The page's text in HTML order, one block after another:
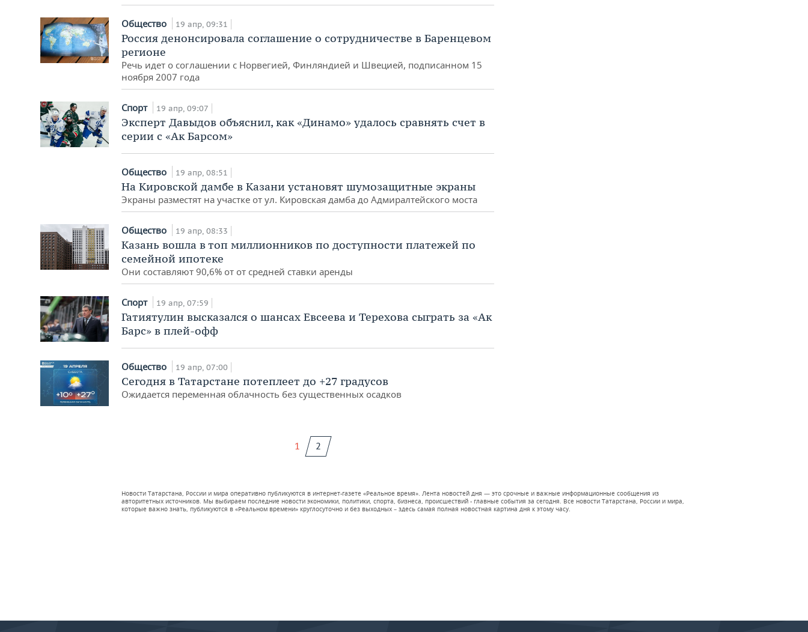
Общество 19 апр, 09:31
Россия денонсировала соглашение о сотрудничестве в Баренцевом
регионе
Речь идет о соглашении с Норвегией, Финляндией и Швецией, подписанном 15
ноября 2007 года
Спорт 19 апр, 09:07
Эксперт Давыдов объяснил, как «Динамо» удалось сравнять счет в
серии с «Ак Барсом»
Общество 19 апр, 08:51
На Кировской дамбе в Казани установят шумозащитные экраны
Экраны разместят на участке от ул. Кировская дамба до Адмиралтейского моста
Общество 19 апр, 08:33
Казань вошла в топ миллионников по доступности платежей по
семейной ипотеке
Они составляют 90,6% от от средней ставки аренды
Спорт 19 апр, 07:59
Гатиятулин высказался о шансах Евсеева и Терехова сыграть за «Ак
Барс» в плей-офф
Общество 19 апр, 07:00
Сегодня в Татарстане потеплеет до +27 градусов
Ожидается переменная облачность без существенных осадков
1 2
Новости Татарстана, России и мира оперативно публикуются в интернет-газете «Реальное время». Лента новостей дня — это срочные и важные информационные сообщения из
авторитетных источников. Мы выбираем последние новости экономики, политики, спорта, бизнеса, происшествий - главные события за сегодня. Все новости Татарстана, России и мира,
которые важно знать, публикуются в «Реальном времени» круглосуточно и без выходных – здесь самая полная новостная картина дня к этому часу.